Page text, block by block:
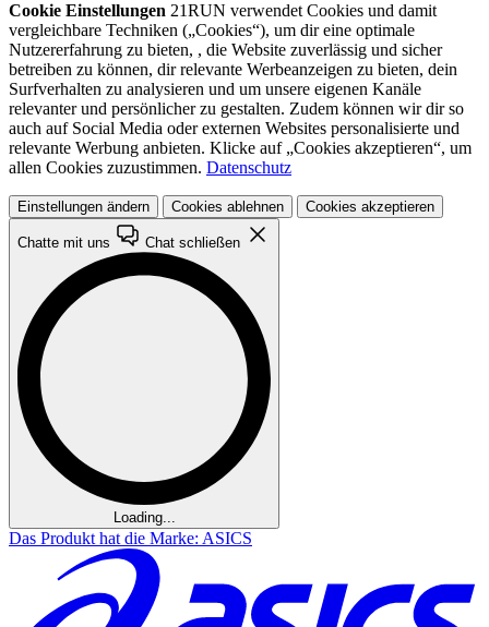
Cookie Einstellungen 21RUN verwendet Cookies und damit
vergleichbare Techniken („Cookies“), um dir eine optimale
Nutzererfahrung zu bieten, , die Website zuverlässig und sicher
betreiben zu können, dir relevante Werbeanzeigen zu bieten, dein
Surfverhalten zu analysieren und um unsere eigenen Kanäle
relevanter und persönlicher zu gestalten. Zudem können wir dir so
auch auf Social Media oder externen Websites personalisierte und
relevante Werbung anbieten. Klicke auf „Cookies akzeptieren“, um
allen Cookies zuzustimmen. Datenschutz
Einstellungen ändern Cookies ablehnen Cookies akzeptieren
Chatte mit uns Chat schließen
Loading...
Das Produkt hat die Marke: ASICS